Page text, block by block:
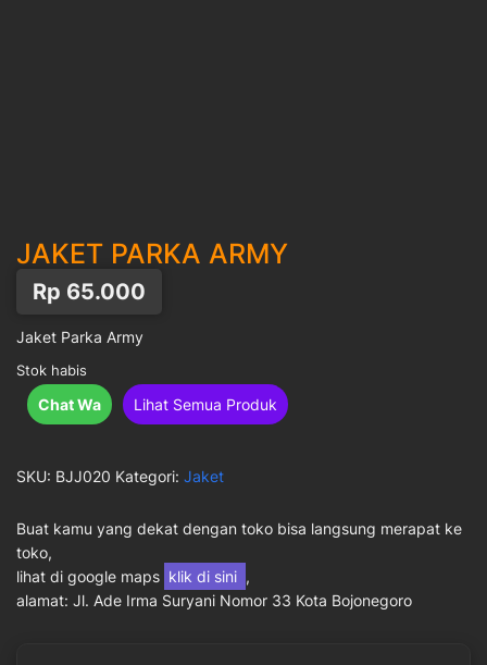
JAKET PARKA ARMY
Rp 65.000
Jaket Parka Army
Stok habis
Chat Wa Lihat Semua Produk
SKU: BJJ020 Kategori: Jaket
Buat kamu yang dekat dengan toko bisa langsung merapat ke
toko,
lihat di google maps klik di sini ,
alamat: Jl. Ade Irma Suryani Nomor 33 Kota Bojonegoro